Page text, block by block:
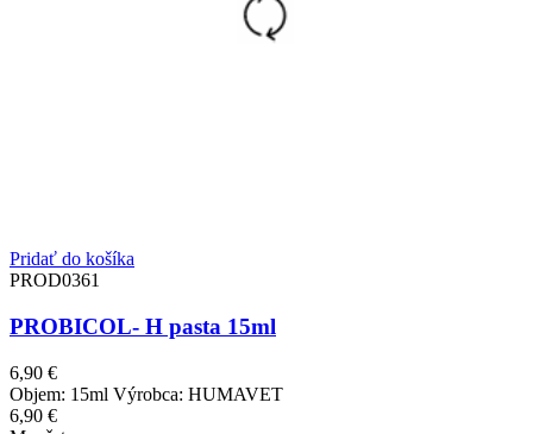
Pridať do košíka
PROD0361
PROBICOL- H pasta 15ml
6,90 €
Objem: 15ml Výrobca: HUMAVET
6,90 €